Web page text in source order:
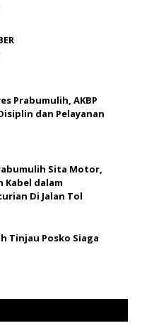
Prabumulih, AKBP
dan Pelayanan
Sita Motor,
Kabel dalam
Di Jalan Tol
Tinjau Posko Siaga